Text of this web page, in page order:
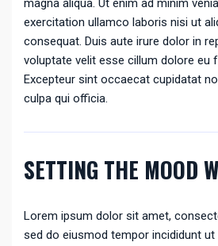
magna aliqua. Ut enim ad minim
exercitation ullamco laboris nisi ut
consequat. Duis aute irure dolor in
voluptate velit esse cillum dolore eu
Excepteur sint occaecat cupidatat
culpa qui officia.
SETTING THE MOOD
Lorem ipsum dolor sit amet,
sed do eiusmod tempor incididunt